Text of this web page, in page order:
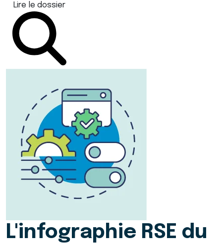
Lire le dossier
L'infographie RSE du